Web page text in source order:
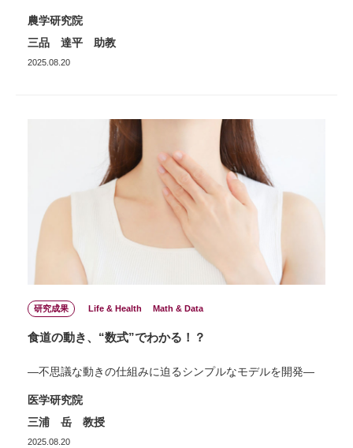
農学研究院
三品 達平 助教
2025.08.20
研究成果 Life & Health Math & Data
食道の動き、“数式”でわかる！？
—不思議な動きの仕組みに迫るシンプルなモデルを開発—
医学研究院
三浦 岳 教授
2025.08.20